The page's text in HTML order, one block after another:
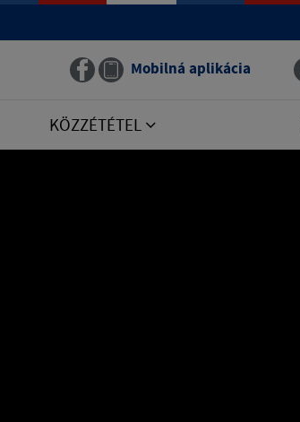
Mobilná aplikácia
KÖZZÉTÉTEL